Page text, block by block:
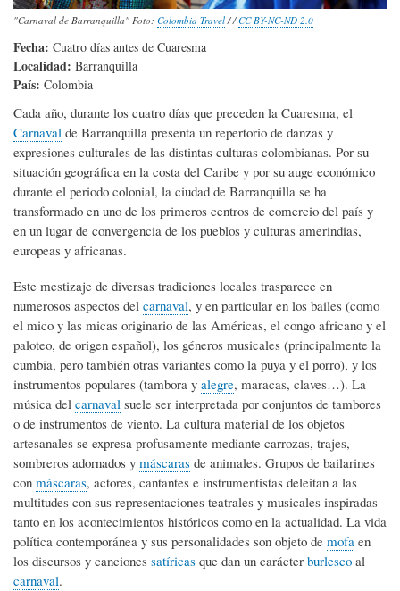
"Carnaval de Barranquilla" Foto: Colombia Travel / /CC BY-NC-ND 2.0
Fecha: Cuatro días antes de Cuaresma
Localidad: Barranquilla
País: Colombia
Cada año, durante los cuatro días que preceden la Cuaresma, el
Carnaval de Barranquilla presenta un repertorio de danzas y
expresiones culturales de las distintas culturas colombianas. Por su
situación geográfica en la costa del Caribe y por su auge económico
durante el periodo colonial, la ciudad de Barranquilla se ha
transformado en uno de los primeros centros de comercio del país y
en un lugar de convergencia de los pueblos y culturas amerindias,
europeas y africanas.
Este mestizaje de diversas tradiciones locales trasparece en
numerosos aspectos del carnaval, y en particular en los bailes (como
el mico y las micas originario de las Américas, el congo africano y el
paloteo, de origen español), los géneros musicales (principalmente la
cumbia, pero también otras variantes como la puya y el porro), y los
instrumentos populares (tambora y alegre, maracas, claves…). La
música del carnaval suele ser interpretada por conjuntos de tambores
o de instrumentos de viento. La cultura material de los objetos
artesanales se expresa profusamente mediante carrozas, trajes,
sombreros adornados y máscaras de animales. Grupos de bailarines
con máscaras, actores, cantantes e instrumentistas deleitan a las
multitudes con sus representaciones teatrales y musicales inspiradas
tanto en los acontecimientos históricos como en la actualidad. La vida
política contemporánea y sus personalidades son objeto de mofa en
los discursos y canciones satíricas que dan un carácter burlesco al
carnaval.